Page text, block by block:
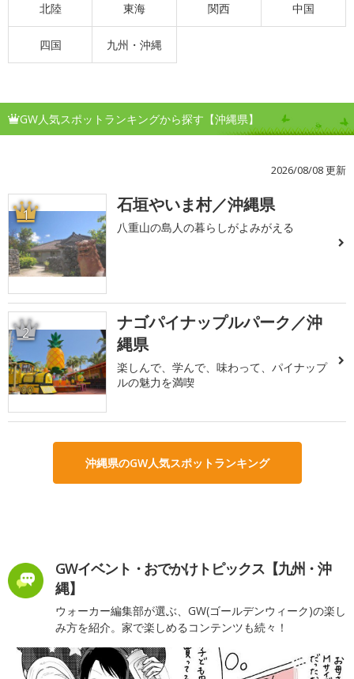
北陸 東海 関西 中国
四国 九州・沖縄
GW人気スポットランキングから探す【沖縄県】
2026/08/08 更新
1 石垣やいま村／沖縄県
八重山の島人の暮らしがよみがえる
2
ナゴパイナップルパーク／沖
縄県
楽しんで、学んで、味わって、パイナップ
ルの魅力を満喫
沖縄県のGW人気スポットランキング
GWイベント・おでかけトピックス【九州・沖
縄】
ウォーカー編集部が選ぶ、GW(ゴールデンウィーク)の楽し
み方を紹介。家で楽しめるコンテンツも続々！